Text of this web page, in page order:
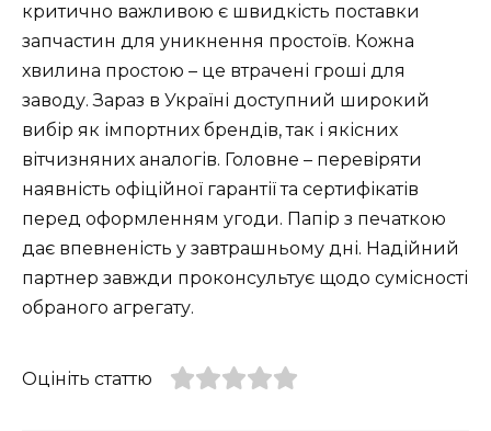
критично важливою є швидкість поставки
запчастин для уникнення простоїв. Кожна
хвилина простою – це втрачені гроші для
заводу. Зараз в Україні доступний широкий
вибір як імпортних брендів, так і якісних
вітчизняних аналогів. Головне – перевіряти
наявність офіційної гарантії та сертифікатів
перед оформленням угоди. Папір з печаткою
дає впевненість у завтрашньому дні. Надійний
партнер завжди проконсультує щодо сумісності
обраного агрегату.
Оцініть статтю